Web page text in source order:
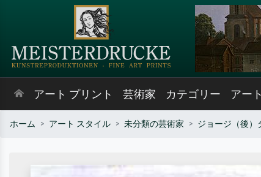
アート プリント 芸術家 カテゴリー アー
ホーム アート スタイル 未分類の芸術家 ジョージ（後）